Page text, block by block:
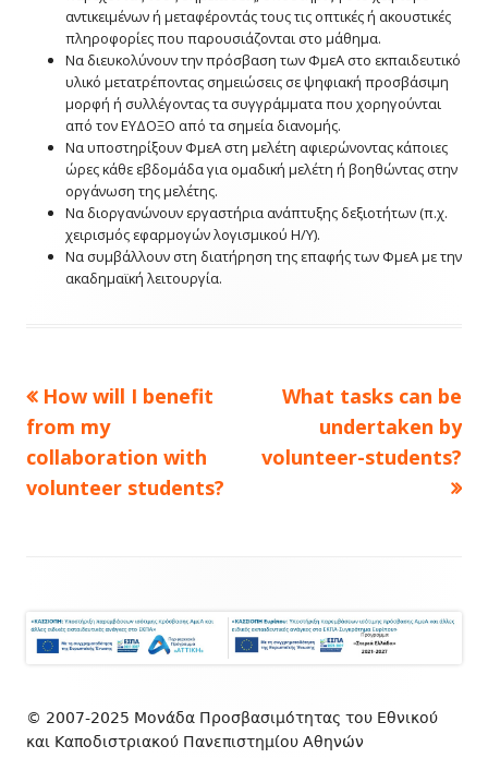
αντικειμένων ή μεταφέροντάς τους τις οπτικές ή ακουστικές
πληροφορίες που παρουσιάζονται στο μάθημα.
Να διευκολύνουν την πρόσβαση των ΦμεΑ στο εκπαιδευτικό
υλικό μετατρέποντας σημειώσεις σε ψηφιακή προσβάσιμη
μορφή ή συλλέγοντας τα συγγράμματα που χορηγούνται
από τον ΕΥΔΟΞΟ από τα σημεία διανομής.
Να υποστηρίξουν ΦμεΑ στη μελέτη αφιερώνοντας κάποιες
ώρες κάθε εβδομάδα για ομαδική μελέτη ή βοηθώντας στην
οργάνωση της μελέτης.
Να διοργανώνουν εργαστήρια ανάπτυξης δεξιοτήτων (π.χ.
χειρισμός εφαρμογών λογισμικού Η/Υ).
Να συμβάλλουν στη διατήρηση της επαφής των ΦμεΑ με την
ακαδημαϊκή λειτουργία.
Πλοήγηση
άρθρων
Previous
article:
How will I benefit
from my
collaboration with
volunteer students?
Next
article:
What tasks can be
undertaken by
volunteer-students?
© 2007-2025 Μονάδα Προσβασιμότητας του Εθνικού
και Καποδιστριακού Πανεπιστημίου Αθηνών